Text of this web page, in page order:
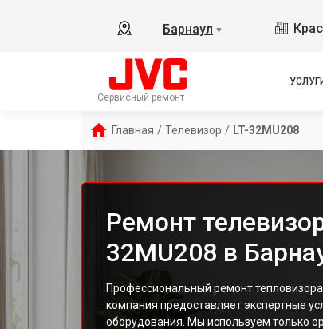
Барнаул ▼
Сервисный ремонт
Главная / Телевизор / LT-32MU208
Ремонт
32MU208 в
Профессиональный ремонт
компания предоставляет экспертные
оборудования. Мы используем только